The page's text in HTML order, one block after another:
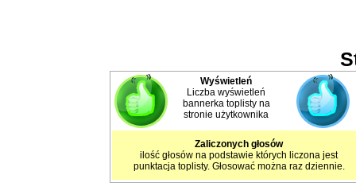
Wyświetleń
Liczba wyświetleń
bannerka toplisty na
stronie użytkownika
Zaliczonych głosów
ilość głosów na podstawie których liczona jest
punktacja toplisty. Głosować można raz dziennie.